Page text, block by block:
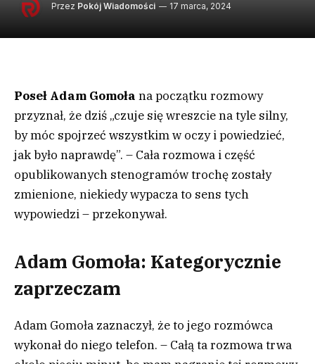
Przez Pokój Wiadomości 17 marca, 2024
Poseł Adam Gomoła na początku rozmowy
przyznał, że dziś „czuje się wreszcie na tyle silny,
by móc spojrzeć wszystkim w oczy i powiedzieć,
jak było naprawdę”. – Cała rozmowa i część
opublikowanych stenogramów trochę zostały
zmienione, niekiedy wypacza to sens tych
wypowiedzi – przekonywał.
Adam Gomoła: Kategorycznie
zaprzeczam
Adam Gomoła zaznaczył, że to jego rozmówca
wykonał do niego telefon. – Całą ta rozmowa trwa